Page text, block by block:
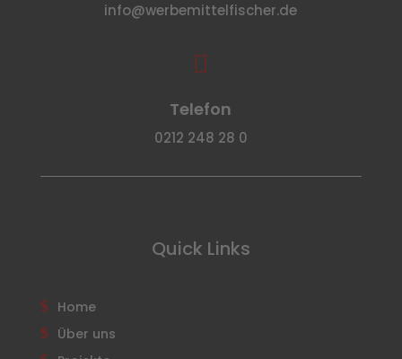
info@werbemittelfischer.de

Telefon
0212 248 28 0
Quick Links
Home
Über uns